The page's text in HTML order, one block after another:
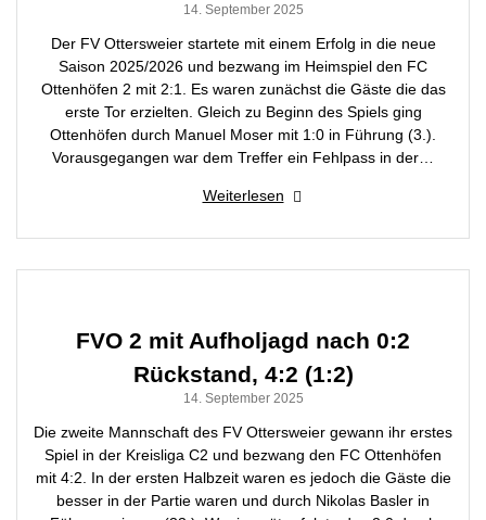
14. September 2025
Der FV Ottersweier startete mit einem Erfolg in die neue
Saison 2025/2026 und bezwang im Heimspiel den FC
Ottenhöfen 2 mit 2:1. Es waren zunächst die Gäste die das
erste Tor erzielten. Gleich zu Beginn des Spiels ging
Ottenhöfen durch Manuel Moser mit 1:0 in Führung (3.).
Vorausgegangen war dem Treffer ein Fehlpass in der…
Weiterlesen
FVO 2 mit Aufholjagd nach 0:2
Rückstand, 4:2 (1:2)
14. September 2025
Die zweite Mannschaft des FV Ottersweier gewann ihr erstes
Spiel in der Kreisliga C2 und bezwang den FC Ottenhöfen
mit 4:2. In der ersten Halbzeit waren es jedoch die Gäste die
besser in der Partie waren und durch Nikolas Basler in